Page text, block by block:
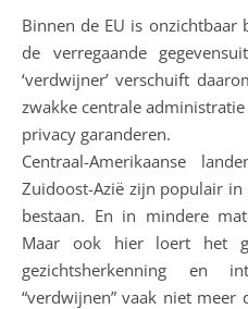
Binnen de EU is
de verregaande
‘verdwijner’ verschuift
zwakke centrale
privacy garanderen.
Centraal-Amerikaanse
Zuidoost-Azië zijn populair
bestaan. En in mindere
Maar ook hier loert het
gezichtsherkenning en
“verdwijnen” vaak niet meer